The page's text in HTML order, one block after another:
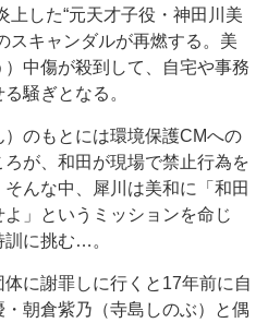
上した“元天才子役・神田川美
スキャンダルが再燃する。美
中傷が殺到して、自宅や事務
騒ぎとなる。
のもとには環境保護CMへの
が、和田が現場で禁止行為を
んな中、犀川は美和に「和田
」というミッションを命じ
訓に挑む…。
に謝罪しに行くと17年前に自
朝倉紫乃（寺島しのぶ）と偶